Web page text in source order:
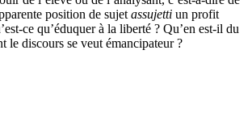
position de sujet assujetti un profit
ce qu’éduquer à la liberté ? Qu’en est-il du
le discours se veut émancipateur ?